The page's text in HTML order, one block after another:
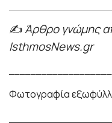
✍️Άρθρο γνώμης
IsthmosNews.gr
Φωτογραφία